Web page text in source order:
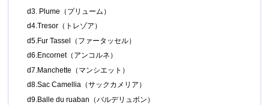
d3. Plume（プリューム）
d4.Tresor（トレゾア）
d5.Fur Tassel（ファータッセル）
d6.Encornet（アンコルネ）
d7.Manchette（マンシエット）
d8.Sac Camellia（サックカメリア）
d9.Balle du ruaban（バルデリュボン）